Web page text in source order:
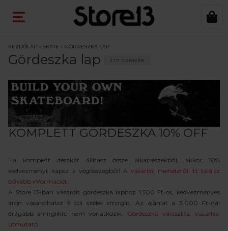
KEZDŐLAP » SKATE » GÖRDESZKA LAP
Gördeszka lap 217 TERMÉK
KOMPLETT GÖRDESZKA 10% OFF
Ha komplett deszkát állítasz össze alkatrészekből, akkor 10%
kedvezményt kapsz a végösszegből! A vásárlás menetéről itt találsz
bővebb információt
A Store 13-ban vásárolt gördeszka laphoz 1.500 Ft-os, kedvezményes
áron vásárolhatsz 9 col széles smirglit. Az ajánlat a 3.000 Ft-nál
drágább smirglikre nem vonatkozik. Gördeszka választás, vásárlási
útmutató.